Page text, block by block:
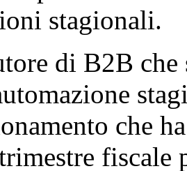
stagionali.
di B2B che
che
fiscale